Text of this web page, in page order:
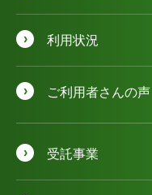
利用状況
ご利用者さんの声
受託事業